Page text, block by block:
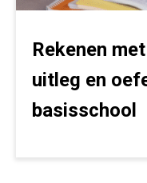
Rekenen
uitleg en
basisschool